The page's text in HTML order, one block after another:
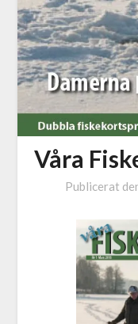
Våra
Publicerat